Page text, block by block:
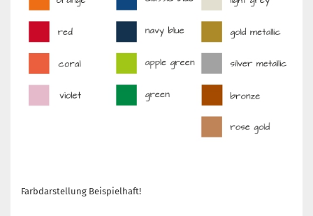
Farbdarstellung Beispielhaft!